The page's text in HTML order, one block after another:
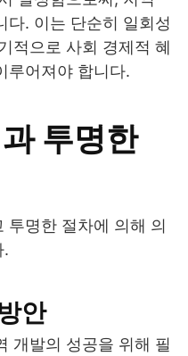
다. 이는 단순히 일회성
적으로 사회 경제적 혜
루어져야 합니다.
투명한
투명한 절차에 의해 의
.
안
개발의 성공을 위해 필